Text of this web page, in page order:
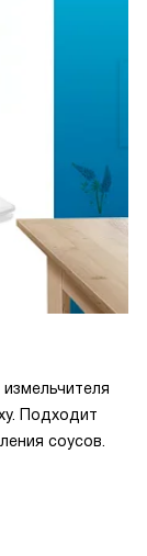
Подходит
соусов.